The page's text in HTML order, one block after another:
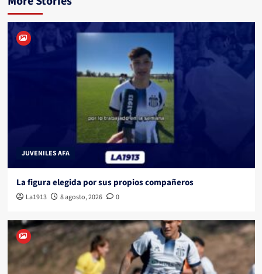
JUVENILES AFA
La figura elegida por sus propios compañeros
La1913 8 agosto, 2026 0